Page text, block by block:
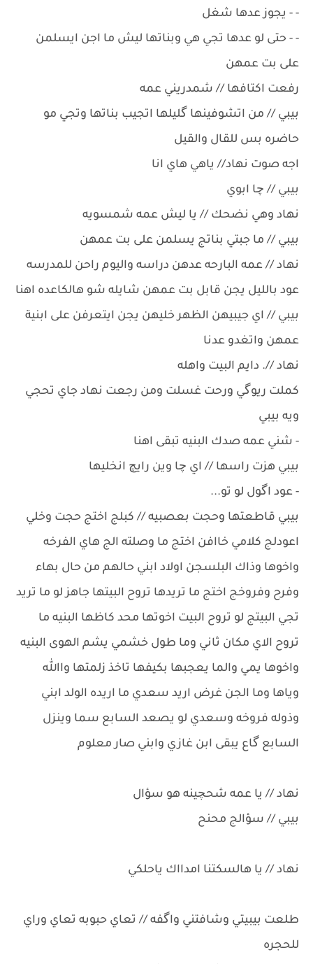
- - يجوز عدها شغل
- - حتى لو عدها تجي هي وبناتها ليش ما اجن ايسلمن
على بت عمهن
رفعت اكتافها // شمدريني عمه
بيبي // من اتشوفينها گليلها اتجيب بناتها وتجي مو
حاضره بس للقال والقيل
اجه صوت نهاد// ياهي هاي انا
بيبي // چا ابوي
نهاد وهي نضحك // يا ليش عمه شمسويه
بيبي // ما جبتي بناتج يسلمن على بت عمهن
نهاد // عمه البارحه عدهن دراسه واليوم راحن للمدرسه
عود بالليل يجن قابل بت عمهن شايله شو هالكاعده اهنا
بيبي // اي جيبيهن الظهر خليهن يجن ايتعرفن على ابنية
عمهن واتغدو عدنا
نهاد //. دايم البيت واهله
كملت ريوگي ورحت غسلت ومن رجعت نهاد جاي تحجي
ويه بيبي
- شني عمه صدك البنيه تبقى اهنا
بيبي هزت راسها // اي چا وين رايچ انخليها
- عود اگول لو تو...
بيبي قاطعتها وحجت بعصبيه // كبلج اختج حجت وخلي
اعودلج كلامي خاافن اختج ما وصلته الج هاي الفرخه
واخوها وذاك البلسجن اولاد ابني حالهم من حال بهاء
وفرح وفروخج اختج ما تريدها تروح البيتها جاهز لو ما تريد
تجي البيتج لو تروح البيت اخوتها محد كاظها البنيه ما
تروح الاي مكان ثاني وما طول خشمي يشم الهوى البنيه
واخوها يمي والما يعجبها بكيفها تاخذ زلمتها واالله
وياها وما الجن غرض اريد سعدي ما اريده الولد ابني
وذوله فروخه وسعدي لو يصعد السابع سما وينزل
السابع گاع يبقى ابن غازي وابني صار معلوم
نهاد // يا عمه شحچينه هو سؤال
بيبي // سؤالج محنح
نهاد // يا هالسكتنا امدااك ياحلكي
طلعت بيبيتي وشافتني واگفه // تعاي حبوبه تعاي وراي
للحجره